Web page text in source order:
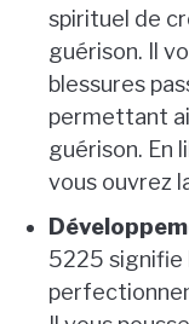
spirituel de
guérison. Il
blessures
permettant
guérison. En
vous ouvrez
5225 signifie